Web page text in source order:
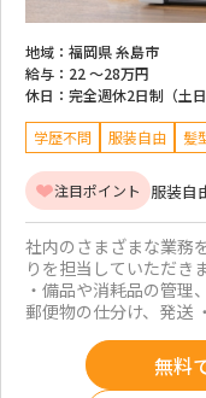
地域： 福岡県 糸島市
給与： 22 ～28万円
休日： 完全週休2日制（土日
学歴不問 服装自由 髪
注目ポイント 服装自
社内のさまざまな業務
りを担当していただき
・備品や消耗品の管理
郵便物の仕分け、発送
無料